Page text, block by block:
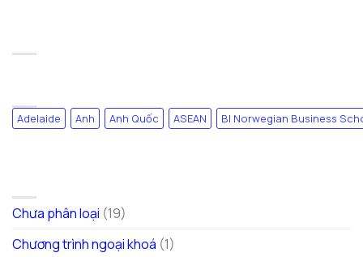
Adelaide Anh Anh Quốc ASEAN BI Norwegian Business
Chưa phân loại (19)
Chương trình ngoại khoá (1)